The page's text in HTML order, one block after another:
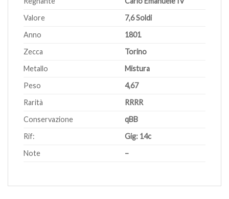
Valore
7,6 Soldi
Anno
1801
Zecca
Torino
Metallo
Mistura
Peso
4,67
Rarità
RRRR
Conservazione
qBB
Rif:
Gig: 14c
Note
–